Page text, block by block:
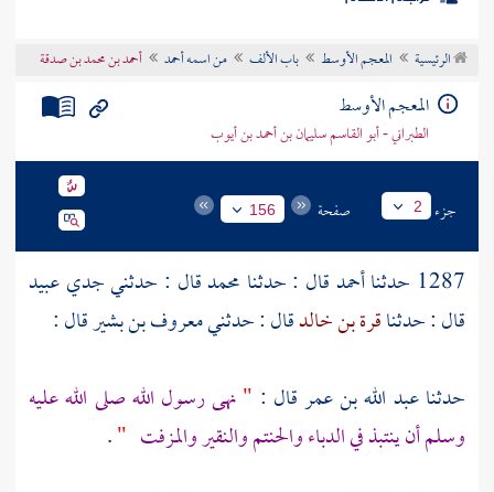
موضوعي
تراجم الأعلام
الرئيسية المعجم الأوسط باب الألف من اسمه أحمد أحمد بن محمد بن صدقة
المعجم الأوسط
الطبراني - أبو القاسم سليمان بن أحمد بن أيوب
جزء 2 صفحة 156
1287 حدثنا أحمدقال : حدثنا محمدقال : حدثني جديعبيد
قال : حدثناقرة بن خالدقال : حدثنيمعروف بن بشيرقال :
حدثناعبد الله بن عمرقال : "نهى رسول الله صلى الله عليه
وسلم أن ينتبذ في الدباء والحنتم والنقير والمزفت "
.